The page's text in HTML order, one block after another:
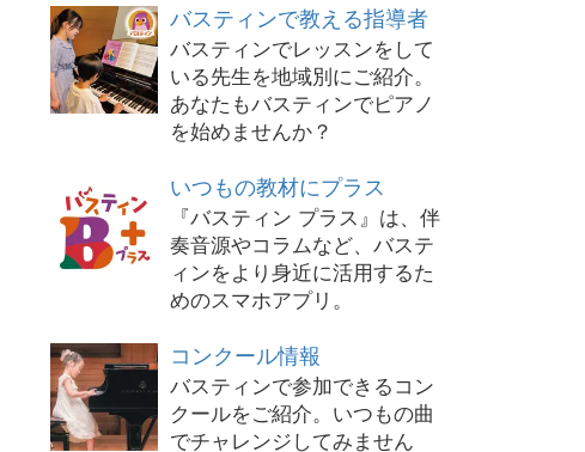
バスティンで教える指導者
バスティンでレッスンをして
いる先生を地域別にご紹介。
あなたもバスティンでピアノ
を始めませんか？
いつもの教材にプラス
『バスティン プラス』は、伴
奏音源やコラムなど、バステ
ィンをより身近に活用するた
めのスマホアプリ。
コンクール情報
バスティンで参加できるコン
クールをご紹介。いつもの曲
でチャレンジしてみません